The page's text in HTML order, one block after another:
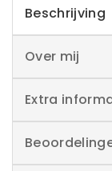
Beschrijving
Over mij
Extra